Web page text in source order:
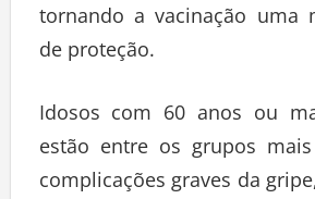
tornando a vacinação uma
de proteção.
Idosos com 60 anos ou
estão entre os grupos
complicações graves da